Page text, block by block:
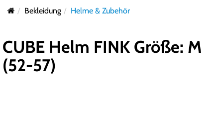
Bekleidung Helme & Zubehör
CUBE Helm FINK Größe: M
(52-57)